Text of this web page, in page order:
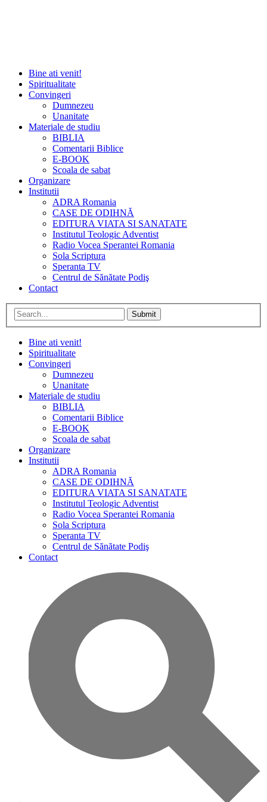
Bine ati venit!
Spiritualitate
Convingeri
Dumnezeu
Unanitate
Materiale de studiu
BIBLIA
Comentarii Biblice
E-BOOK
Scoala de sabat
Organizare
Institutii
ADRA Romania
CASE DE ODIHNĂ
EDITURA VIATA SI SANATATE
Institutul Teologic Adventist
Radio Vocea Sperantei Romania
Sola Scriptura
Speranta TV
Centrul de Sănătate Podiş
Contact
Submit
Bine ati venit!
Spiritualitate
Convingeri
Dumnezeu
Unanitate
Materiale de studiu
BIBLIA
Comentarii Biblice
E-BOOK
Scoala de sabat
Organizare
Institutii
ADRA Romania
CASE DE ODIHNĂ
EDITURA VIATA SI SANATATE
Institutul Teologic Adventist
Radio Vocea Sperantei Romania
Sola Scriptura
Speranta TV
Centrul de Sănătate Podiş
Contact